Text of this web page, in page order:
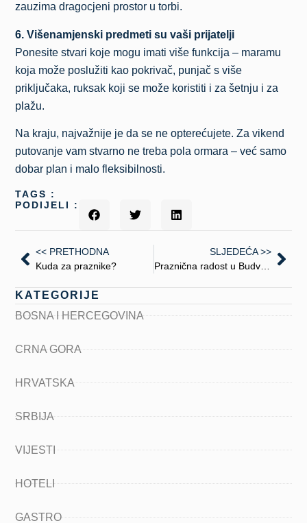
zauzima dragocjeni prostor u torbi.
6. Višenamjenski predmeti su vaši prijatelji
Ponesite stvari koje mogu imati više funkcija – maramu
koja može poslužiti kao pokrivač, punjač s više
priključaka, ruksak koji se može koristiti i za šetnju i za
plažu.
Na kraju, najvažnije je da se ne opterećujete. Za vikend
putovanje vam stvarno ne treba pola ormara – već samo
dobar plan i malo fleksibilnosti.
TAGS :
PODIJELI :
<< PRETHODNA
Kuda za praznike?
SLJEDEĆA >>
Praznična radost u Budvi – “Dodaj svijetu malo boje”
KATEGORIJE
BOSNA I HERCEGOVINA
CRNA GORA
HRVATSKA
SRBIJA
VIJESTI
HOTELI
GASTRO